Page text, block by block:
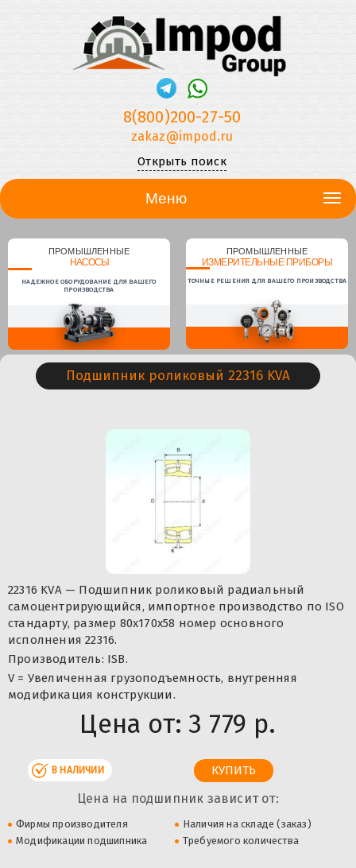
8(800)200-27-50
zakaz@impod.ru
Открыть поиск
Меню
ПРОМЫШЛЕННЫЕ
НАСОСЫ
НАДЕЖНОЕ ОБОРУДОВАНИЕ ДЛЯ ВАШЕГО
ПРОИЗВОДСТВА
ПРОМЫШЛЕННЫЕ
ИЗМЕРИТЕЛЬНЫЕ ПРИБОРЫ
ТОЧНЫЕ РЕШЕНИЯ ДЛЯ ВАШЕГО ПРОИЗВОДСТВА
Подшипник роликовый 22316 KVA
22316 KVA — Подшипник роликовый радиальный
самоцентрирующийся, импортное производство по ISO
стандарту, размер 80x170x58 номер основного
исполнения 22316.
Производитель: ISB.
V = Увеличенная грузоподъемность, внутренняя
модификация конструкции.
Цена от: 3 779 р.
В НАЛИЧИИ
Цена на подшипник зависит от:
Фирмы производителя
Наличия на складе (заказ)
Модификации подшипника
Требуемого количества